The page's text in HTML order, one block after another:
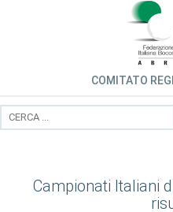
COMITATO
Campionati Italiani